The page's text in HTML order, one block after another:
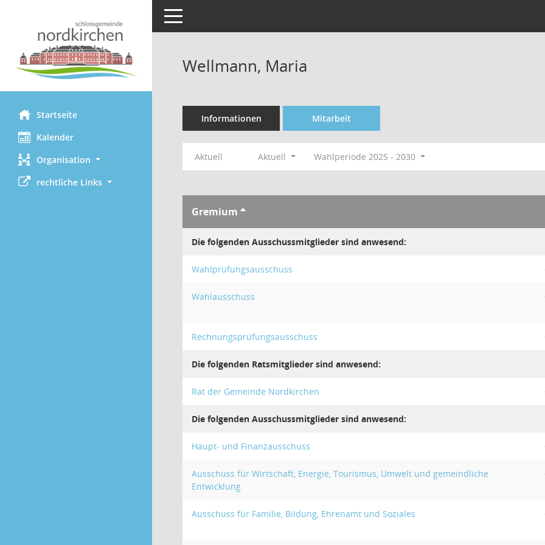
Startseite
Kalender
Organisation
rechtliche Links
Toggle navigation
Wellmann, Maria
Informationen Mitarbeit
Aktuell Aktuell Wahlperiode 2025 - 2030
Gremium
Die folgenden Ausschussmitglieder sind anwesend:
Wahlprüfungsausschuss
Wahlausschuss
Rechnungsprüfungsausschuss
Die folgenden Ratsmitglieder sind anwesend:
Rat der Gemeinde Nordkirchen
Die folgenden Ausschussmitglieder sind anwesend:
Haupt- und Finanzausschuss
Ausschuss für Wirtschaft, Energie, Tourismus, Umwelt und gemeindliche
Entwicklung
Ausschuss für Familie, Bildung, Ehrenamt und Soziales